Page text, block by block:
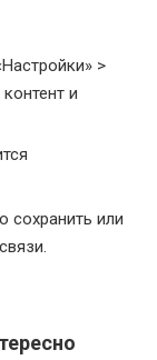
>
и
сохранить или